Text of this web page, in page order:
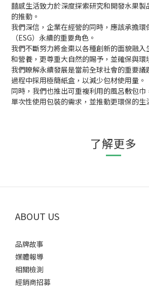
囍感生活致力於深度探索研究和開發水果製
的推動。
我們深信，企業在經營的同時，應該承擔環
（ESG）永續的重要角色。
我們不斷努力將金棗以各種創新的面貌融
和營養，更尊重大自然的賜予，並確保與環
我們瞭解永續發展是當前全球社會的重要
過程中採用極簡紙盒，以減少包材使用量。
同時，我們也推出可重複利用的風呂敷包
單次性使用包裝的需求，並推動更環保的生
了解更多
ABOUT US
品牌故事
媒體報導
相關檢測
經銷商招募